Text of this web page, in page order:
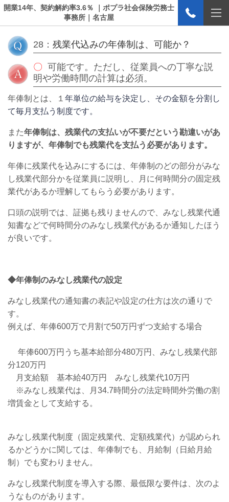
開業14年、契約解約率3.6％ ｜ポプラ社会保険労務士
事務所｜名古屋
28： 残業代込みの年俸制は、可能か？
〇 可能です。ただし、従業員への丁寧な説
明や労働時間の計算は必須。
年俸制とは、１ 年単位の給与を決定し、その金額を分割し
て毎月支払う制度です。
また年俸制は、残業代の支払いが不要だという勘違いがあ
りますが、年俸制でも残業代を支払う必要があります。
年俸に残業代を込みにするには、年俸制のどの部分がみな
し残業代部分かを従業員に説明し、月に何時間分の固定残
業代があるか理解してもらう必要があります。
口頭の説明では、証拠も残りませんので、みなし残業代通
知書などで何時間分のみなし残業代があるか通知したほう
が良いです。
◆年俸制のみなし残業代の設定
みなし残業代の通知書の表記や設定の仕方は次の通りで
す。
例えば、年俸600万で月割で50万円ずつ支給する場合
年俸600万円うち基本給部分480万円、みなし残業代部
分120万円
月支給額 基本給40万円 みなし残業代10万円
※みなし残業代は、月34.7時間分の法定時間外労働の割
増賃金として支給する。
みなし残業代制度（固定残業代、定額残業代）が認められ
るかどうかに関しては、年俸制でも、月給制（日給月給
制）でも変わりません。
みなし残業代制度を導入する際、最低限な要件は、次のよ
うなものがあります。